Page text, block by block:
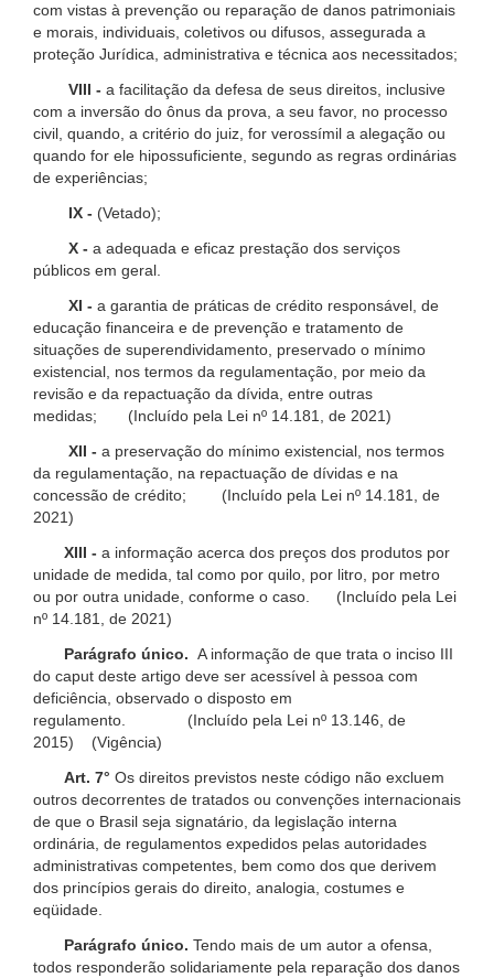
com vistas à prevenção ou reparação de danos patrimoniais
e morais, individuais, coletivos ou difusos, assegurada a
proteção Jurídica, administrativa e técnica aos necessitados;
VIII - a facilitação da defesa de seus direitos, inclusive
com a inversão do ônus da prova, a seu favor, no processo
civil, quando, a critério do juiz, for verossímil a alegação ou
quando for ele hipossuficiente, segundo as regras ordinárias
de experiências;
IX - (Vetado);
X - a adequada e eficaz prestação dos serviços
públicos em geral.
XI - a garantia de práticas de crédito responsável, de
educação financeira e de prevenção e tratamento de
situações de superendividamento, preservado o mínimo
existencial, nos termos da regulamentação, por meio da
revisão e da repactuação da dívida, entre outras
medidas; (Incluído pela Lei nº 14.181, de 2021)
XII - a preservação do mínimo existencial, nos termos
da regulamentação, na repactuação de dívidas e na
concessão de crédito; (Incluído pela Lei nº 14.181, de
2021)
XIII - a informação acerca dos preços dos produtos por
unidade de medida, tal como por quilo, por litro, por metro
ou por outra unidade, conforme o caso. (Incluído pela Lei
nº 14.181, de 2021)
Parágrafo único. A informação de que trata o inciso III
do caput deste artigo deve ser acessível à pessoa com
deficiência, observado o disposto em
regulamento. (Incluído pela Lei nº 13.146, de
2015) (Vigência)
Art. 7° Os direitos previstos neste código não excluem
outros decorrentes de tratados ou convenções internacionais
de que o Brasil seja signatário, da legislação interna
ordinária, de regulamentos expedidos pelas autoridades
administrativas competentes, bem como dos que derivem
dos princípios gerais do direito, analogia, costumes e
eqüidade.
Parágrafo único. Tendo mais de um autor a ofensa,
todos responderão solidariamente pela reparação dos danos